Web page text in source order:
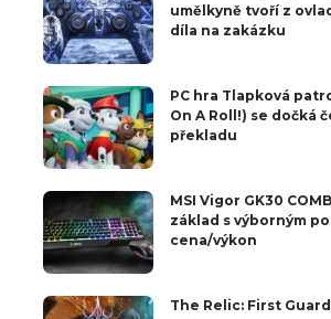
umělkyně tvoří z
díla na zakázku
PC hra Tlapková
On A Roll!) se dočká
překladu
MSI Vigor GK30
základ s výborným
cena/výkon
The Relic: First